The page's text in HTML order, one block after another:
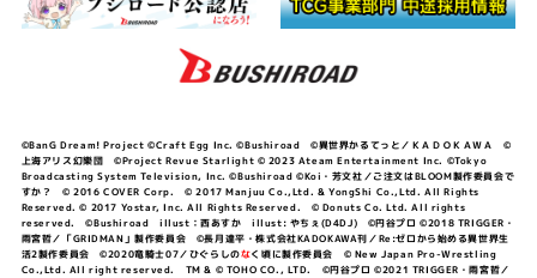
©BanG Dream! Project ©Craft Egg Inc. ©Bushiroad ©異世界かるてっと／ＫＡＤＯＫＡＷＡ ©
上海アリス幻樂団 ©Project Revue Starlight © 2023 Ateam Entertainment Inc. ©Tokyo
Broadcasting System Television, Inc. ©Bushiroad ©Koi・芳文社／ご注文はBLOOM製作委員会で
すか？ © 2016 COVER Corp. © 2017 Manjuu Co.,Ltd. & YongShi Co.,Ltd. All Rights
Reserved. © 2017 Yostar, Inc. All Rights Reserved. © Donuts Co. Ltd. All rights
reserved. ©Bushiroad illust：西あすか illust: やちぇ(D4DJ) ©円谷プロ ©2018 TRIGGER・
雨宮哲／「GRIDMAN」製作委員会 ©長月達平・株式会社KADOKAWA刊／Re:ゼロから始める異世界生
活2製作委員会 ©2020竜騎士07／ひぐらしのなく頃に製作委員会 © New Japan Pro-Wrestling
Co.,Ltd. All right reserved. TM & © TOHO CO., LTD. ©円谷プロ ©2021 TRIGGER・雨宮哲／